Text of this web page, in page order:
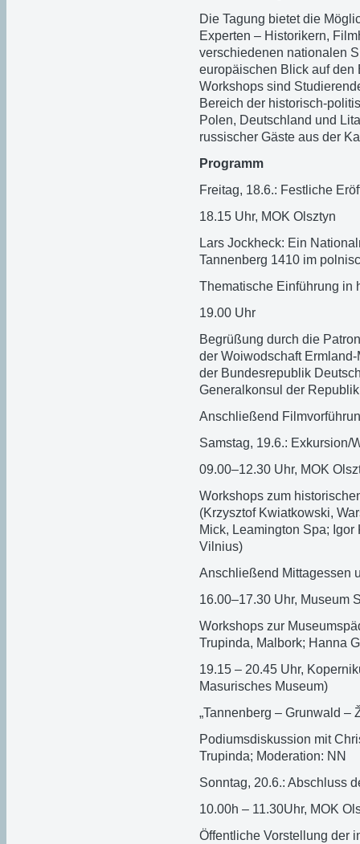
Die Tagung bietet die
Experten – Historikern,
verschiedenen nationalen
europäischen Blick auf den
Workshops sind
Bereich der historisch-
Polen, Deutschland und
russischer Gäste aus der
Programm
Freitag, 18.6.: Festliche
18.15 Uhr, MOK Olsztyn
Lars Jockheck: Ein
Tannenberg 1410 im
Thematische Einführung in
19.00 Uhr
Begrüßung durch die
der Woiwodschaft
der Bundesrepublik
Generalkonsul der
Anschließend
Samstag, 19.6.: Exkursion/
09.00–12.30 Uhr, MOK
Workshops zum
(Krzysztof Kwiatkowski,
Mick, Leamington Spa;
Vilnius)
Anschließend Mittagessen
16.00–17.30 Uhr, Museum
Workshops zur
Trupinda, Malbork; Hanna
19.15 – 20.45 Uhr,
Masurisches Museum)
„Tannenberg – Grunwald –
Podiumsdiskussion mit
Trupinda; Moderation: NN
Sonntag, 20.6.: Abschluss
10.00h – 11.30Uhr, MOK
Öffentliche Vorstellung der